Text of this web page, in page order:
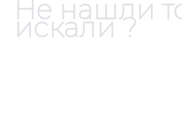
Не нашли
искали ?